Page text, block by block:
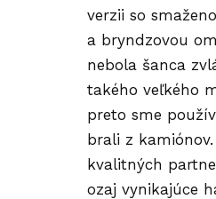
verzii so
a bryndzovou
nebola šanca
takého veľkého
preto sme
brali z
kvalitných
ozaj vynikajúce